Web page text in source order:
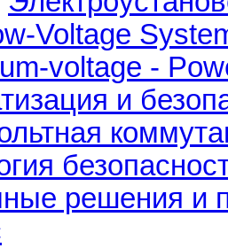
Voltage
voltage -
и
решения и